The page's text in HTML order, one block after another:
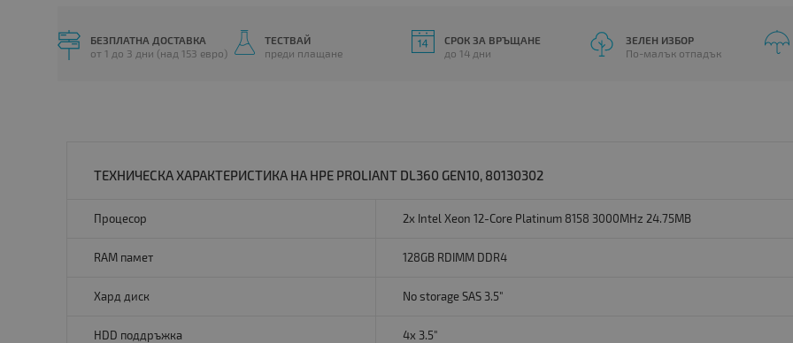
БЕЗПЛАТНА ДОСТАВКА
от 1 до 3 дни (над 153 евро)
ТЕСТВАЙ
преди плащане
СРОК ЗА ВРЪЩАНЕ
до 14 дни
ЗЕЛЕН ИЗБОР
По-малък отпадък
ТЕХНИЧЕСКА ХАРАКТЕРИСТИКА НА HPE PROLIANT DL360 GEN10, 80130302
Процесор 2x Intel Xeon 12-Core Platinum 8158 3000MHz 24.75MB
RAM памет 128GB RDIMM DDR4
Хард диск No storage SAS 3.5"
HDD поддръжка 4x 3.5"